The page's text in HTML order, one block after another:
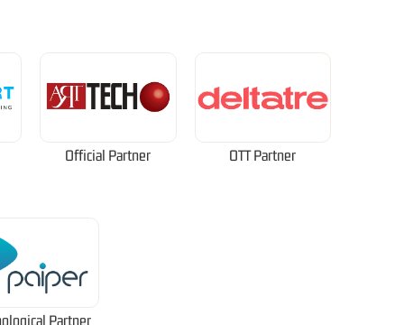
Official Partner OTT Partner
Partner